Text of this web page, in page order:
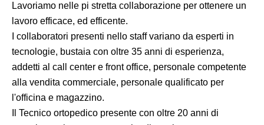
Lavoriamo nelle pi stretta collaborazione per ottenere un
lavoro efficace, ed efficente.
I collaboratori presenti nello staff variano da esperti in
tecnologie, bustaia con oltre 35 anni di esperienza,
addetti al call center e front office, personale competente
alla vendita commerciale, personale qualificato per
l'officina e magazzino.
Il Tecnico ortopedico presente con oltre 20 anni di